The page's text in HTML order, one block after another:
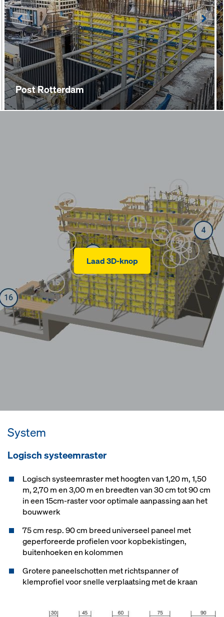
Post Rotterdam
Left
Laad 3D-knop
System
Logisch systeemraster
Logisch systeemraster met hoogten van 1,20 m, 1,50
m, 2,70 m en 3,00 m en breedten van 30 cm tot 90 cm
in een 15cm-raster voor optimale aanpassing aan het
bouwwerk
75 cm resp. 90 cm breed universeel paneel met
geperforeerde profielen voor kopbekistingen,
buitenhoeken en kolommen
Grotere paneelschotten met richtspanner of
klemprofiel voor snelle verplaatsing met de kraan